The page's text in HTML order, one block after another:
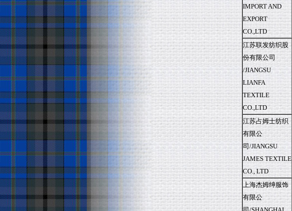
IMPORT AND
EXPORT
CO.,LTD
江苏联发纺织股
份有限公司
/JIANGSU
LIANFA
TEXTILE
CO.,LTD
江苏占姆士纺织
有限公
司/JIANGSU
JAMES TEXTILE
CO., LTD
上海杰姆绅服饰
有限公